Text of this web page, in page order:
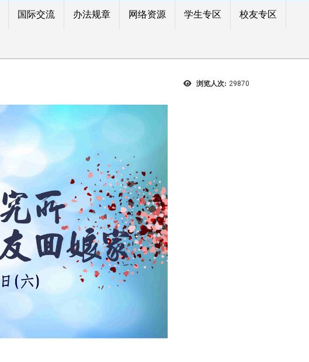
国际交流 办法规章 网络资源 学生专区 校友专区
浏览人次: 29870